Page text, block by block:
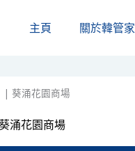
主頁 關於韓管家​
| 葵涌花園商場
涌花園商場